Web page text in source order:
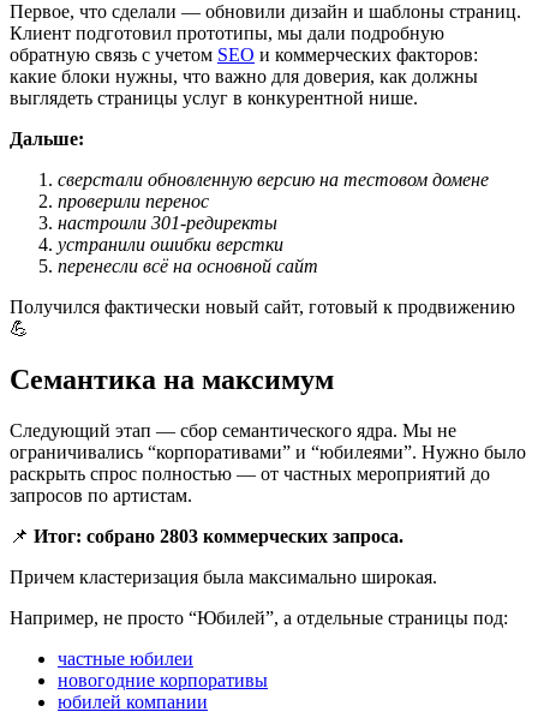
Первое, что сделали — обновили дизайн и шаблоны страниц.
Клиент подготовил прототипы, мы дали подробную
обратную связь с учетом SEO и коммерческих факторов:
какие блоки нужны, что важно для доверия, как должны
выглядеть страницы услуг в конкурентной нише.
Дальше:
сверстали обновленную версию на тестовом домене
проверили перенос
настроили 301-редиректы
устранили ошибки верстки
перенесли всё на основной сайт
Получился фактически новый сайт, готовый к продвижению
💪
Семантика на максимум
Следующий этап — сбор семантического ядра. Мы не
ограничивались “корпоративами” и “юбилеями”. Нужно было
раскрыть спрос полностью — от частных мероприятий до
запросов по артистам.
📌 Итог: собрано 2803 коммерческих запроса.
Причем кластеризация была максимально широкая.
Например, не просто “Юбилей”, а отдельные страницы под:
частные юбилеи
новогодние корпоративы
юбилей компании